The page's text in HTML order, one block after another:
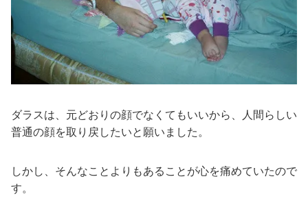
ダラスは、元どおりの顔でなくてもいいから、人間らしい
普通の顔を取り戻したいと願いました。
しかし、そんなことよりもあることが心を痛めていたので
す。